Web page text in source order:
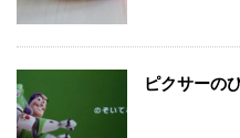
ピクサーの